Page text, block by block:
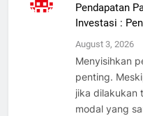
Pendapatan
Investasi :
August 3, 2026
Menyisihkan
penting.
jika dilakukan
modal yang